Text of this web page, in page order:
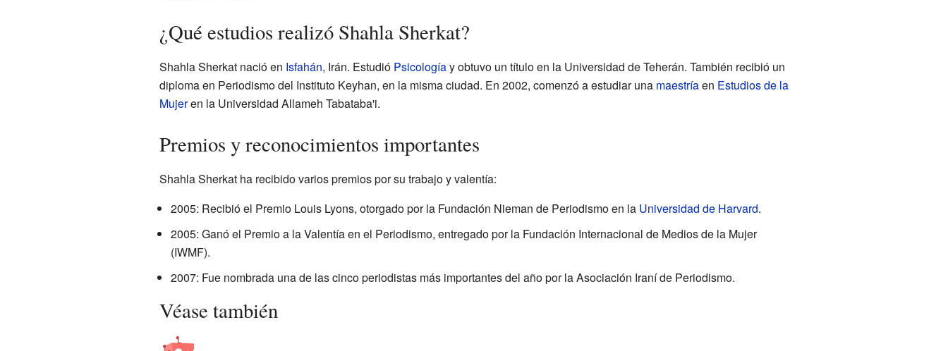
¿Qué estudios realizó Shahla Sherkat?
Shahla Sherkat nació en Isfahán, Irán. Estudió Psicologíay obtuvo un título en la Universidad de Teherán. También recibió un
diploma en Periodismo del Instituto Keyhan, en la misma ciudad. En 2002, comenzó a estudiar una maestríaen Estudios de la
Mujeren la Universidad Allameh Tabataba'i.
Premios y reconocimientos importantes
Shahla Sherkat ha recibido varios premios por su trabajo y valentía:
2005: Recibió el Premio Louis Lyons, otorgado por la Fundación Nieman de Periodismo en la Universidad de Harvard.
2005: Ganó el Premio a la Valentía en el Periodismo, entregado por la Fundación Internacional de Medios de la Mujer
(IWMF).
2007: Fue nombrada una de las cinco periodistas más importantes del año por la Asociación Iraní de Periodismo.
Véase también